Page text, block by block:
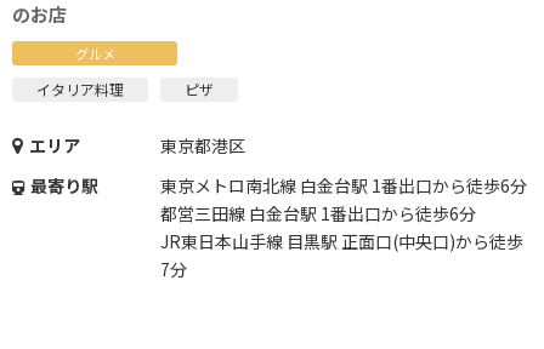
のお店
グルメ
イタリア料理 ピザ
エリア
東京都港区
最寄り駅
東京メトロ南北線 白金台駅 1番出口から徒歩6分
都営三田線 白金台駅 1番出口から徒歩6分
JR東日本山手線 目黒駅 正面口(中央口)から徒歩
7分